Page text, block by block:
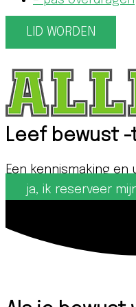
LID WORDEN
Leef bewust
Een kennismaking en
ja, ik reserveer